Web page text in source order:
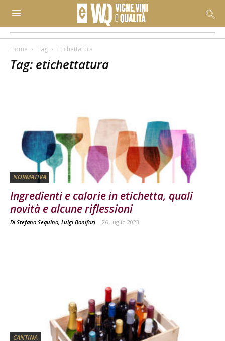
Home Tag Etichettatura
Tag: etichettatura
NORMATIVA
Ingredienti e calorie in etichetta, quali
novità e alcune riflessioni
Di Stefano Sequino, Luigi Bonifazi - 26 Luglio 2023
CANTINA